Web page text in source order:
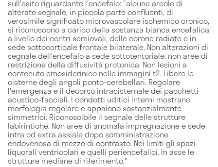
sull'esito riguardante l'encefalo: "alcune areole di
alterato segnale, in piccola parte confluenti, di
verosimile significato microvascolare ischemico cronico,
si riconoscono a carico della sostanza bianca encefalica
a livello dei centri semiovali, delle corone radiate e in
sede sottocorticale frontale bilaterale. Non alterazioni di
segnale dell'encefalo a sede sottotentoriale, non aree di
restrizione della diffusività protonica. Non lesioni a
contenuto emosiderinico nelle immagini t2. Libere le
cisterne degli angoli ponto-cerebellari. Regolare
l'emergenza e il decorso intracisternale dei pacchetti
acustico-facciali. I condotti uditici interni mostrano
morfologia regolare e appaiono sostanzialmente
simmetrici. Riconoscibile il segnale delle strutture
labirintiche. Non aree di anomala impregnazione e sede
intra od extra assiale dopo somministrazione
endovenosa di mezzo di contrasto. Nei limiti gli spazi
liquorali ventricolari e quelli periencefalici. In asse le
strutture mediane di riferimento."